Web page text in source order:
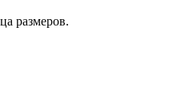
размеров.